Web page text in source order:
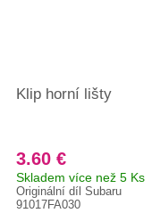
Klip horní lišty
3.60 €
Skladem více než 5 Ks
Originální díl Subaru
91017FA030